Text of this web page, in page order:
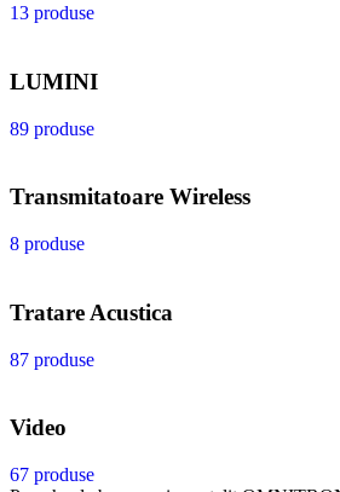
13 produse
LUMINI
89 produse
Transmitatoare Wireless
8 produse
Tratare Acustica
87 produse
Video
67 produse